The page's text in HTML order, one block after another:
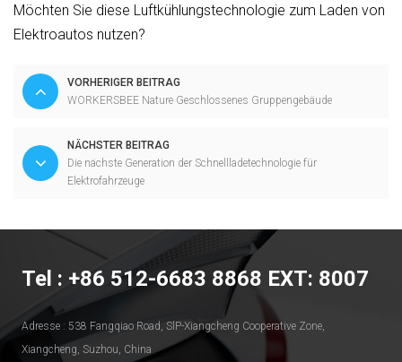
Möchten Sie diese Luftkühlungstechnologie zum Laden von
Elektroautos nutzen?
VORHERIGER BEITRAG
WORKERSBEE Nature Geschlossenes Gruppengebäude
NÄCHSTER BEITRAG
Die nächste Generation der Schnellladetechnologie für
Elektrofahrzeuge
Tel : +86 512-6683 8868 EXT: 8007
Adresse : 538 Fangqiao Road, SlP-Xiangcheng Cooperative Zone,
Xiangcheng, Suzhou, China